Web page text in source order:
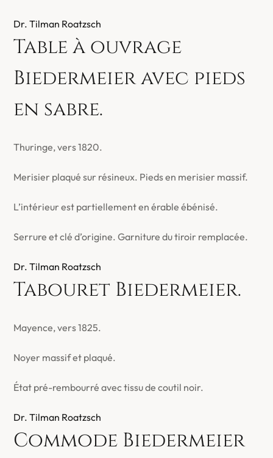
Dr. Tilman Roatzsch
Table à ouvrage
Biedermeier avec pieds
en sabre.
Thuringe, vers 1820.
Merisier plaqué sur résineux. Pieds en merisier massif.
L’intérieur est partiellement en érable ébénisé.
Serrure et clé d’origine. Garniture du tiroir remplacée.
Dr. Tilman Roatzsch
Tabouret Biedermeier.
Mayence, vers 1825.
Noyer massif et plaqué.
État pré-rembourré avec tissu de coutil noir.
Dr. Tilman Roatzsch
Commode Biedermeier